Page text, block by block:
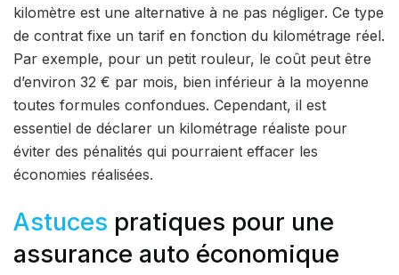
kilomètre est une alternative à ne pas négliger. Ce type
de contrat fixe un tarif en fonction du kilométrage réel.
Par exemple, pour un petit rouleur, le coût peut être
d’environ 32 € par mois, bien inférieur à la moyenne
toutes formules confondues. Cependant, il est
essentiel de déclarer un kilométrage réaliste pour
éviter des pénalités qui pourraient effacer les
économies réalisées.
Astuces pratiques pour une
assurance auto économique